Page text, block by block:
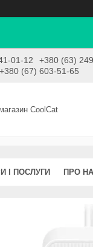
01-12
+380 (63)
+380 (67) 603-51-65
магазин CoolCat
І ПОСЛУГИ ПРО